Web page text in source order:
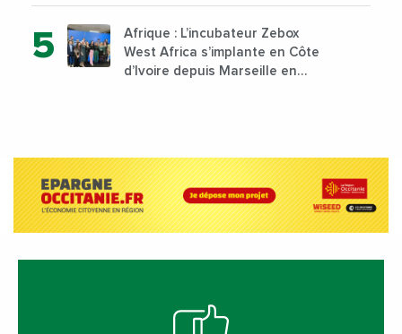
Afrique : L’incubateur Zebox
West Africa s’implante en Côte
d’Ivoire depuis Marseille en